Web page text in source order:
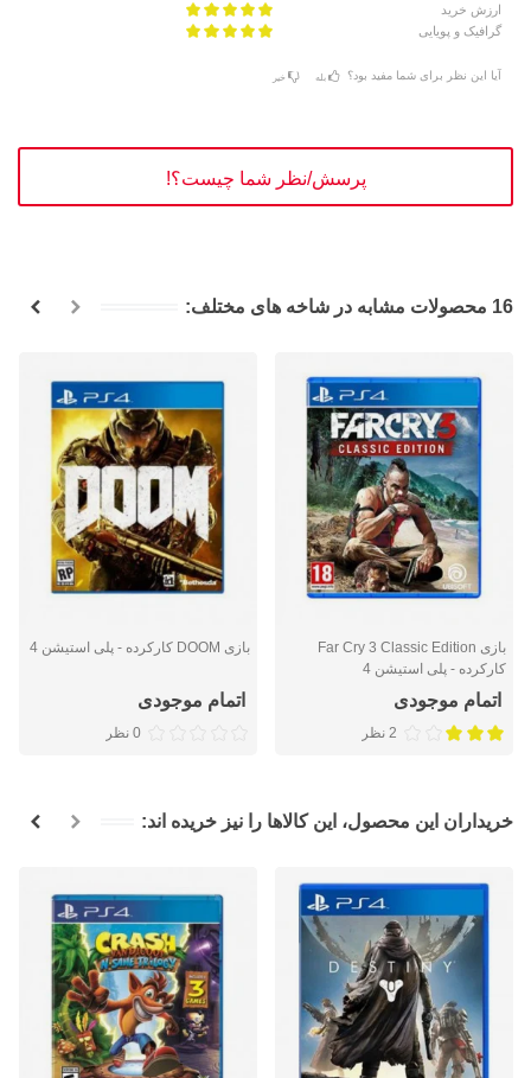
ارزش خرید
گرافیک و پویایی
آیا این نظر برای شما مفید بود؟ بله خیر
پرسش/نظر شما چیست؟!
16 محصولات مشابه در شاخه های مختلف:
بازی Far Cry 3 Classic Edition
کارکرده - پلی استیشن 4
اتمام موجودی
2 نظر
بازی DOOM کارکرده - پلی استیشن 4
اتمام موجودی
0 نظر
خریداران این محصول، این کالاها را نیز خریده اند: